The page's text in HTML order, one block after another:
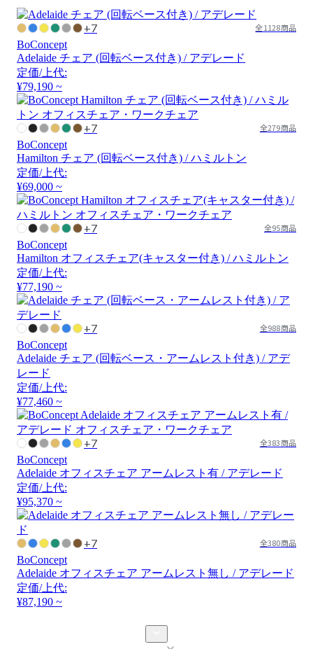
+7 全1128商品
BoConcept
Adelaide チェア (回転ベース付き) / アデレード
定価/上代:
¥79,190 ~
+7 全279商品
BoConcept
Hamilton チェア (回転ベース付き) / ハミルトン
定価/上代:
¥69,000 ~
+7 全95商品
BoConcept
Hamilton オフィスチェア(キャスター付き) / ハミルトン
定価/上代:
¥77,190 ~
+7 全988商品
BoConcept
Adelaide チェア (回転ベース・アームレスト付き) / アデ
レード
定価/上代:
¥77,460 ~
+7 全383商品
BoConcept
Adelaide オフィスチェア アームレスト有 / アデレード
定価/上代:
¥95,370 ~
+7 全380商品
BoConcept
Adelaide オフィスチェア アームレスト無し / アデレード
定価/上代:
¥87,190 ~